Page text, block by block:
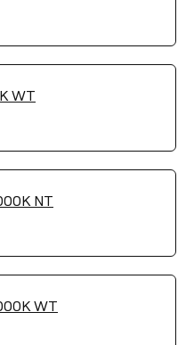
40°
DALI
WT
NT
WT